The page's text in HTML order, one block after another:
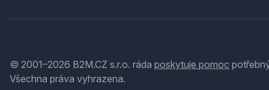
© 2001–2026 B2M.CZ s.r.o. ráda poskytuje pomoc
Všechna práva vyhrazena.